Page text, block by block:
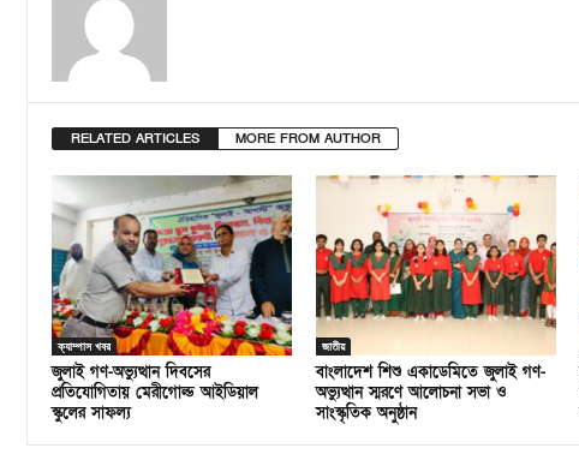
RELATED ARTICLES MORE FROM AUTHOR
ক্যাম্পাস খবর
জুলাই গণ-অভ্যুত্থান দিবসের
প্রতিযোগিতায় মেরীগোল্ড আইডিয়াল
স্কুলের সাফল্য
জাতীয়
বাংলাদেশ শিশু একাডেমিতে জুলাই গণ-
অভ্যুত্থান স্মরণে আলোচনা সভা ও
সাংস্কৃতিক অনুষ্ঠান